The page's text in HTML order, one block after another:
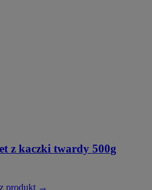
z kaczki twardy 500g
produkt →